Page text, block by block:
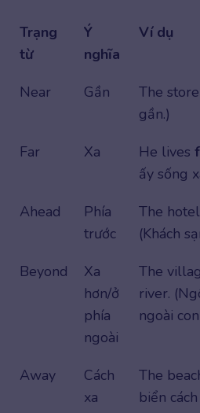
Trạng
từ
Ý
nghĩa
Ví dụ
Near Gần The
gần.)
Far
Xa He lives
ấy sống
Ahead
Phía
trước
The
(Khách
Beyond
Xa
hơn/ở
phía
ngoài
The
river.
ngoài
Away
Cách
xa
The
biển